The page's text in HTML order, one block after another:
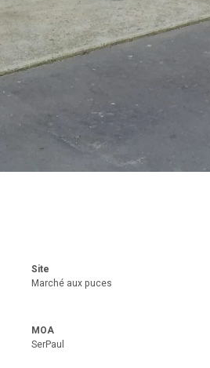
Site
Marché aux puces
MOA
SerPaul